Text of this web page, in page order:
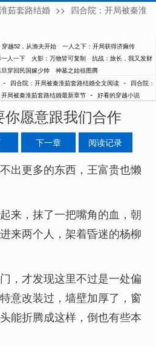
茹套路结婚 >> 四合院：开局被秦淮
穿越52，从渔夫开始
一人之下：开局获得济癫传
人一下 火影：万物皆可复制
抗战：旅长，我又发财
旦穿回民国嫁少帅
神墓之始祖图腾
- 四合院：开局被秦淮茹套路结婚全文阅读 -
四合院：
局被秦淮茹套路结婚最新章节 - 好看的穿越小说
你愿意跟我们合作
下一章 阅读记录
出更多的东西，王富贵也懒
来，抹了一把嘴角的血，朝
来两个人，架着昏迷的杨柳
，才发现这里不过是一处偏
意改装过，墙壁加厚了，窗
能折腾成这样，倒也有些本